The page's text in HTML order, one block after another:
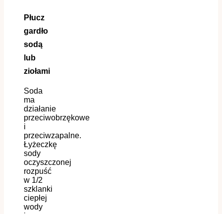
Płucz
gardło
sodą
lub
ziołami
Soda
ma
działanie
przeciwobrzękowe
i
przeciwzapalne.
Łyżeczkę
sody
oczyszczonej
rozpuść
w 1/2
szklanki
ciepłej
wody